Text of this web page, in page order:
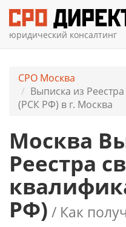
юридический консалтинг
СРО Москва
Выписка из
(РСК РФ) в г. Москва
Москва
Реестра
РФ) / Как